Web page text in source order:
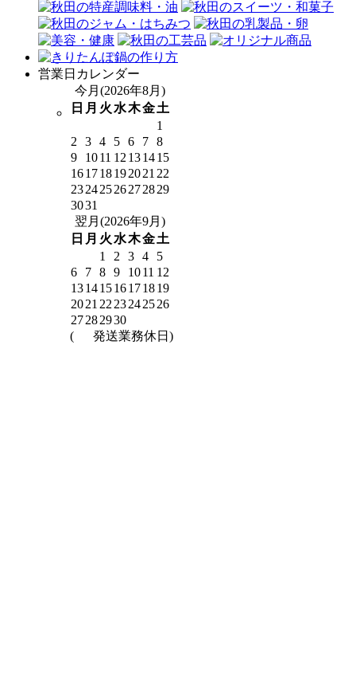
営業日カレンダー
今月(2026年8月)
日 月 火 水木金土
1
2
3 4 5 6 7 8
9
1011 12 131415
161718192021 22
23242526272829
3031
翌月(2026年9月)
日 月 火 水木金土
1
2 3 4
5
6
7 8 9 1011 12
13141516171819
2021 22 23242526
27282930
(
発送業務休日)